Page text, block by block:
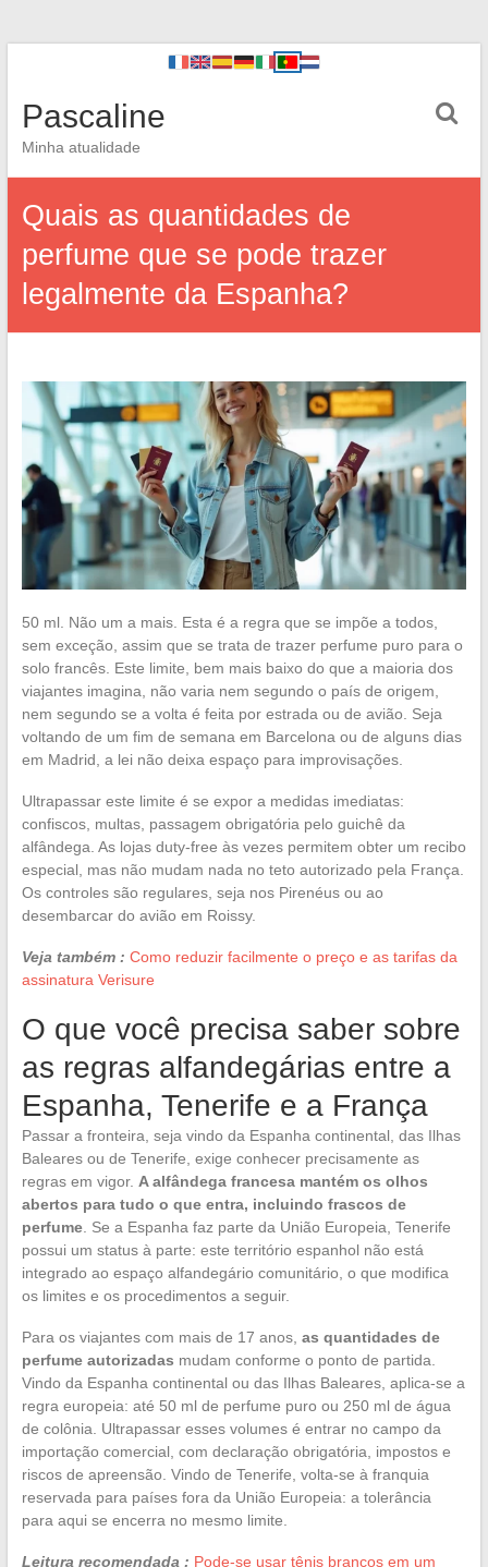
Pascaline
Minha atualidade
Quais as quantidades de
perfume que se pode trazer
legalmente da Espanha?
50 ml. Não um a mais. Esta é a regra que se impõe a todos,
sem exceção, assim que se trata de trazer perfume puro para o
solo francês. Este limite, bem mais baixo do que a maioria dos
viajantes imagina, não varia nem segundo o país de origem,
nem segundo se a volta é feita por estrada ou de avião. Seja
voltando de um fim de semana em Barcelona ou de alguns dias
em Madrid, a lei não deixa espaço para improvisações.
Ultrapassar este limite é se expor a medidas imediatas:
confiscos, multas, passagem obrigatória pelo guichê da
alfândega. As lojas duty-free às vezes permitem obter um recibo
especial, mas não mudam nada no teto autorizado pela França.
Os controles são regulares, seja nos Pirenéus ou ao
desembarcar do avião em Roissy.
Veja também : Como reduzir facilmente o preço e as tarifas da
assinatura Verisure
O que você precisa saber sobre
as regras alfandegárias entre a
Espanha, Tenerife e a França
Passar a fronteira, seja vindo da Espanha continental, das Ilhas
Baleares ou de Tenerife, exige conhecer precisamente as
regras em vigor. A alfândega francesa mantém os olhos
abertos para tudo o que entra, incluindo frascos de
perfume. Se a Espanha faz parte da União Europeia, Tenerife
possui um status à parte: este território espanhol não está
integrado ao espaço alfandegário comunitário, o que modifica
os limites e os procedimentos a seguir.
Para os viajantes com mais de 17 anos, as quantidades de
perfume autorizadas mudam conforme o ponto de partida.
Vindo da Espanha continental ou das Ilhas Baleares, aplica-se a
regra europeia: até 50 ml de perfume puro ou 250 ml de água
de colônia. Ultrapassar esses volumes é entrar no campo da
importação comercial, com declaração obrigatória, impostos e
riscos de apreensão. Vindo de Tenerife, volta-se à franquia
reservada para países fora da União Europeia: a tolerância
para aqui se encerra no mesmo limite.
Leitura recomendada : Pode-se usar tênis brancos em um